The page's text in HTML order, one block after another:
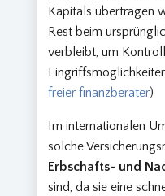
Kapitals übertragen
Rest beim
verbleibt, um
freier finanzberater)
Im internationalen
solche
Erbschafts- und
sind, da sie eine